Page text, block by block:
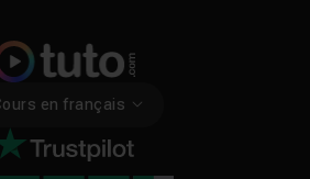
en français